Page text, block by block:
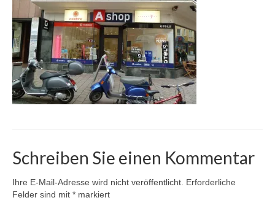
Karte
Kontakt | Impressum
Newsletter
Schreiben Sie einen Kommentar
Ihre E-Mail-Adresse wird nicht veröffentlicht. Erforderliche
Felder sind mit * markiert